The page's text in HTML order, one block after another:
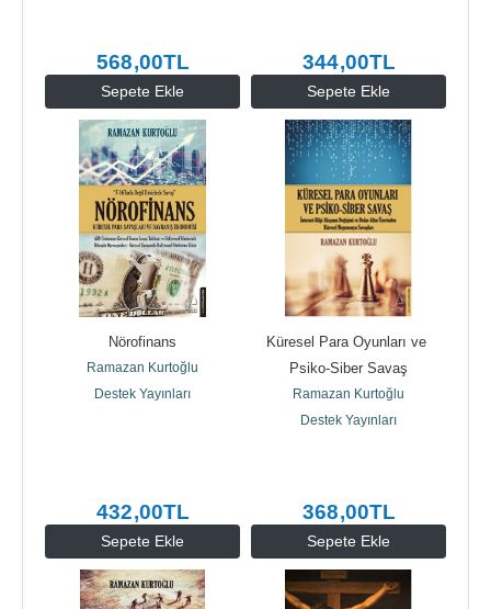
Sepete Ekle
568,00TL
Sepete Ekle
344,00TL
Sepete Ekle
Nörofinans
Ramazan Kurtoğlu
Destek Yayınları
432,00TL
Sepete Ekle
Küresel Para Oyunları ve
Psiko-Siber Savaş
Ramazan Kurtoğlu
Destek Yayınları
368,00TL